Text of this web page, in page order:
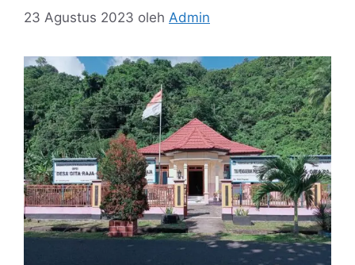
23 Agustus 2023 oleh Admin